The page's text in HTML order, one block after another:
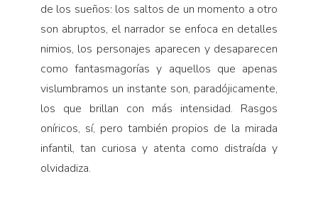
de los sueños: los saltos de un momento a otro
son abruptos, el narrador se enfoca en detalles
nimios, los personajes aparecen y desaparecen
como fantasmagorías y aquellos que apenas
vislumbramos un instante son, paradójicamente,
los que brillan con más intensidad. Rasgos
oníricos, sí, pero también propios de la mirada
infantil, tan curiosa y atenta como distraída y
olvidadiza.